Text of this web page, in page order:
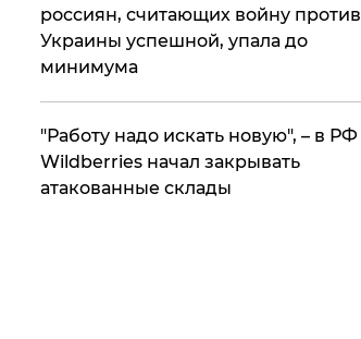
россиян, считающих войну против
Украины успешной, упала до
минимума
"Работу надо искать новую", – в РФ
Wildberries начал закрывать
атакованные склады